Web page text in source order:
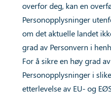
overfor deg, kan en
Personopplysninger
om det aktuelle landet
grad av Personvern i
For å sikre en høy grad
Personopplysninger i
etterlevelse av EU- og